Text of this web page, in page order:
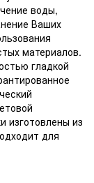
воды,
Ваших
материалов.
гладкой
изготовлены из
для